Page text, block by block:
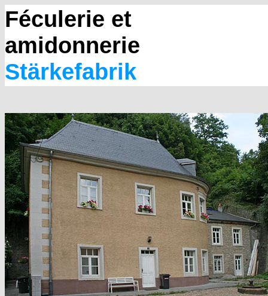
Féculerie et
amidonnerie
Stärkefabrik